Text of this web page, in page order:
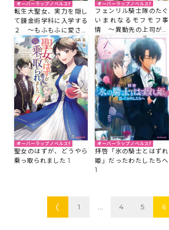
オーバーラップノベルスf
転生大聖女、実力を隠し
て錬金術学科に入学する
２ ～もふもふに愛され
た令嬢は、もふもふ以外
の者にも溺愛される～
オーバーラップノベルスf
フェンリル騎士隊のたぐ
いまれなるモフモフ事
情 ～異動先の上司が犬
でした～
オーバーラップノベルスf
聖女のはずが、どうやら
乗っ取られました 1
オーバーラップノベルスf
拝啓「氷の騎士とはずれ
姫」だったわたしたちへ
1
1 ... 4 5 6